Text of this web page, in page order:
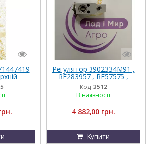
Регулятор 3902334M91 ,
RE283957 , RE57575 ,
RE174764 , AL160578
Код: 3512
В наявності
4 882,00 грн.
Купити